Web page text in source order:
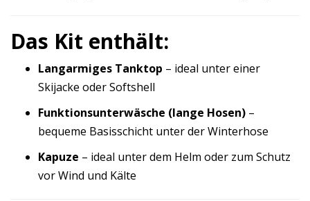
Das Kit enthält:
Langarmiges Tanktop – ideal unter einer
Skijacke oder Softshell
Funktionsunterwäsche (lange Hosen) –
bequeme Basisschicht unter der Winterhose
Kapuze – ideal unter dem Helm oder zum Schutz
vor Wind und Kälte